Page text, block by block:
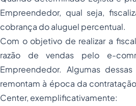
Empreendedor, qual seja,
cobrança do aluguel percentual.
Com o objetivo de realizar a
razão de vendas pelo e-
Empreendedor. Algumas
remontam à época da
Center, exemplificativamente: